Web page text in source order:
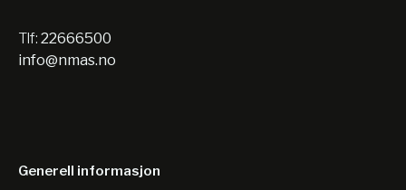
Tlf: 22666500
info@nmas.no
Generell informasjon